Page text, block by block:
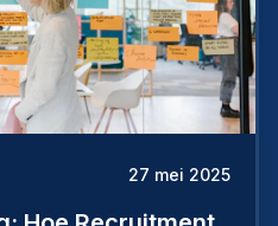
27 mei 2025